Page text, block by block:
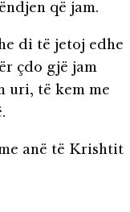
që jam.
di të jetoj edhe
çdo gjë jam
uri, të kem me
anë të Krishtit